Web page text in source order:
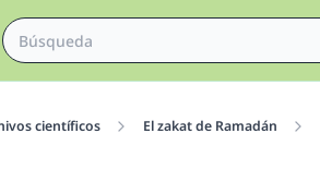
científicos El zakat de Ramadán